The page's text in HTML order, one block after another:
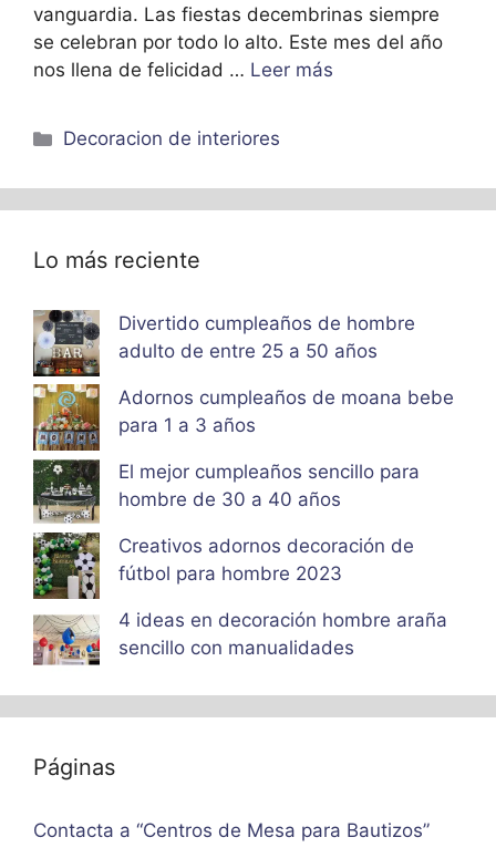
vanguardia. Las fiestas decembrinas siempre
se celebran por todo lo alto. Este mes del año
nos llena de felicidad … Leer más
Categorías
Decoracion de interiores
Lo más reciente
Divertido cumpleaños de hombre
adulto de entre 25 a 50 años
Adornos cumpleaños de moana bebe
para 1 a 3 años
El mejor cumpleaños sencillo para
hombre de 30 a 40 años
Creativos adornos decoración de
fútbol para hombre 2023
4 ideas en decoración hombre araña
sencillo con manualidades
Páginas
Contacta a “Centros de Mesa para Bautizos”